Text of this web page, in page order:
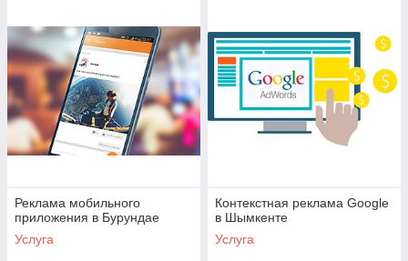
Реклама мобильного
приложения в Бурундае
Услуга
Контекстная реклама Google
в Шымкенте
Услуга